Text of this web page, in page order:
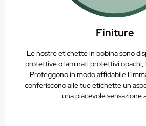
Finiture
Le nostre etichette in bobina sono
protettive o laminati protettivi
Proteggono in modo affidabile
conferiscono alle tue etichette un
una piacevole sensazione